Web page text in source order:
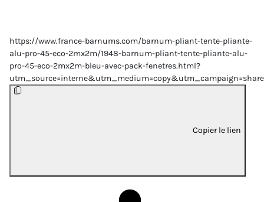
https://www.france-barnums.com/barnum-pliant-tente-pliante-
alu-pro-45-eco-2mx2m/1948-barnum-pliant-tente-pliante-alu-
pro-45-eco-2mx2m-bleu-avec-pack-fenetres.html?
Copier le lien